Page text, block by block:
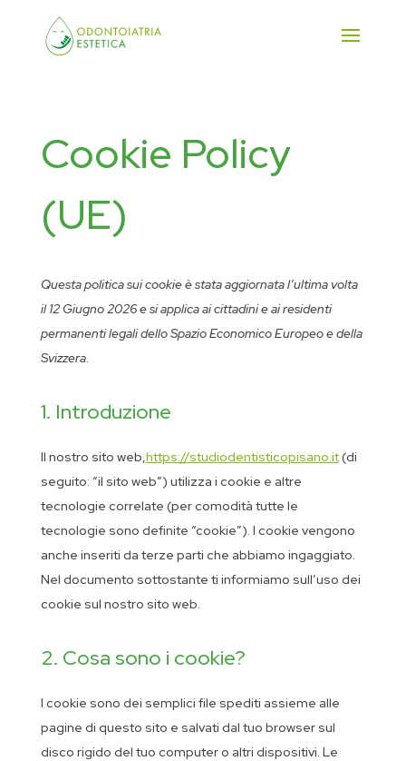
Cookie Policy
(UE)
Questa politica sui cookie è stata aggiornata l’ultima volta
il 12 Giugno 2026 e si applica ai cittadini e ai residenti
permanenti legali dello Spazio Economico Europeo e della
Svizzera.
1. Introduzione
Il nostro sito web,https://studiodentisticopisano.it(di
seguito: “il sito web”) utilizza i cookie e altre
tecnologie correlate (per comodità tutte le
tecnologie sono definite “cookie”). I cookie vengono
anche inseriti da terze parti che abbiamo ingaggiato.
Nel documento sottostante ti informiamo sull’uso dei
cookie sul nostro sito web.
2. Cosa sono i cookie?
I cookie sono dei semplici file spediti assieme alle
pagine di questo sito e salvati dal tuo browser sul
disco rigido del tuo computer o altri dispositivi. Le